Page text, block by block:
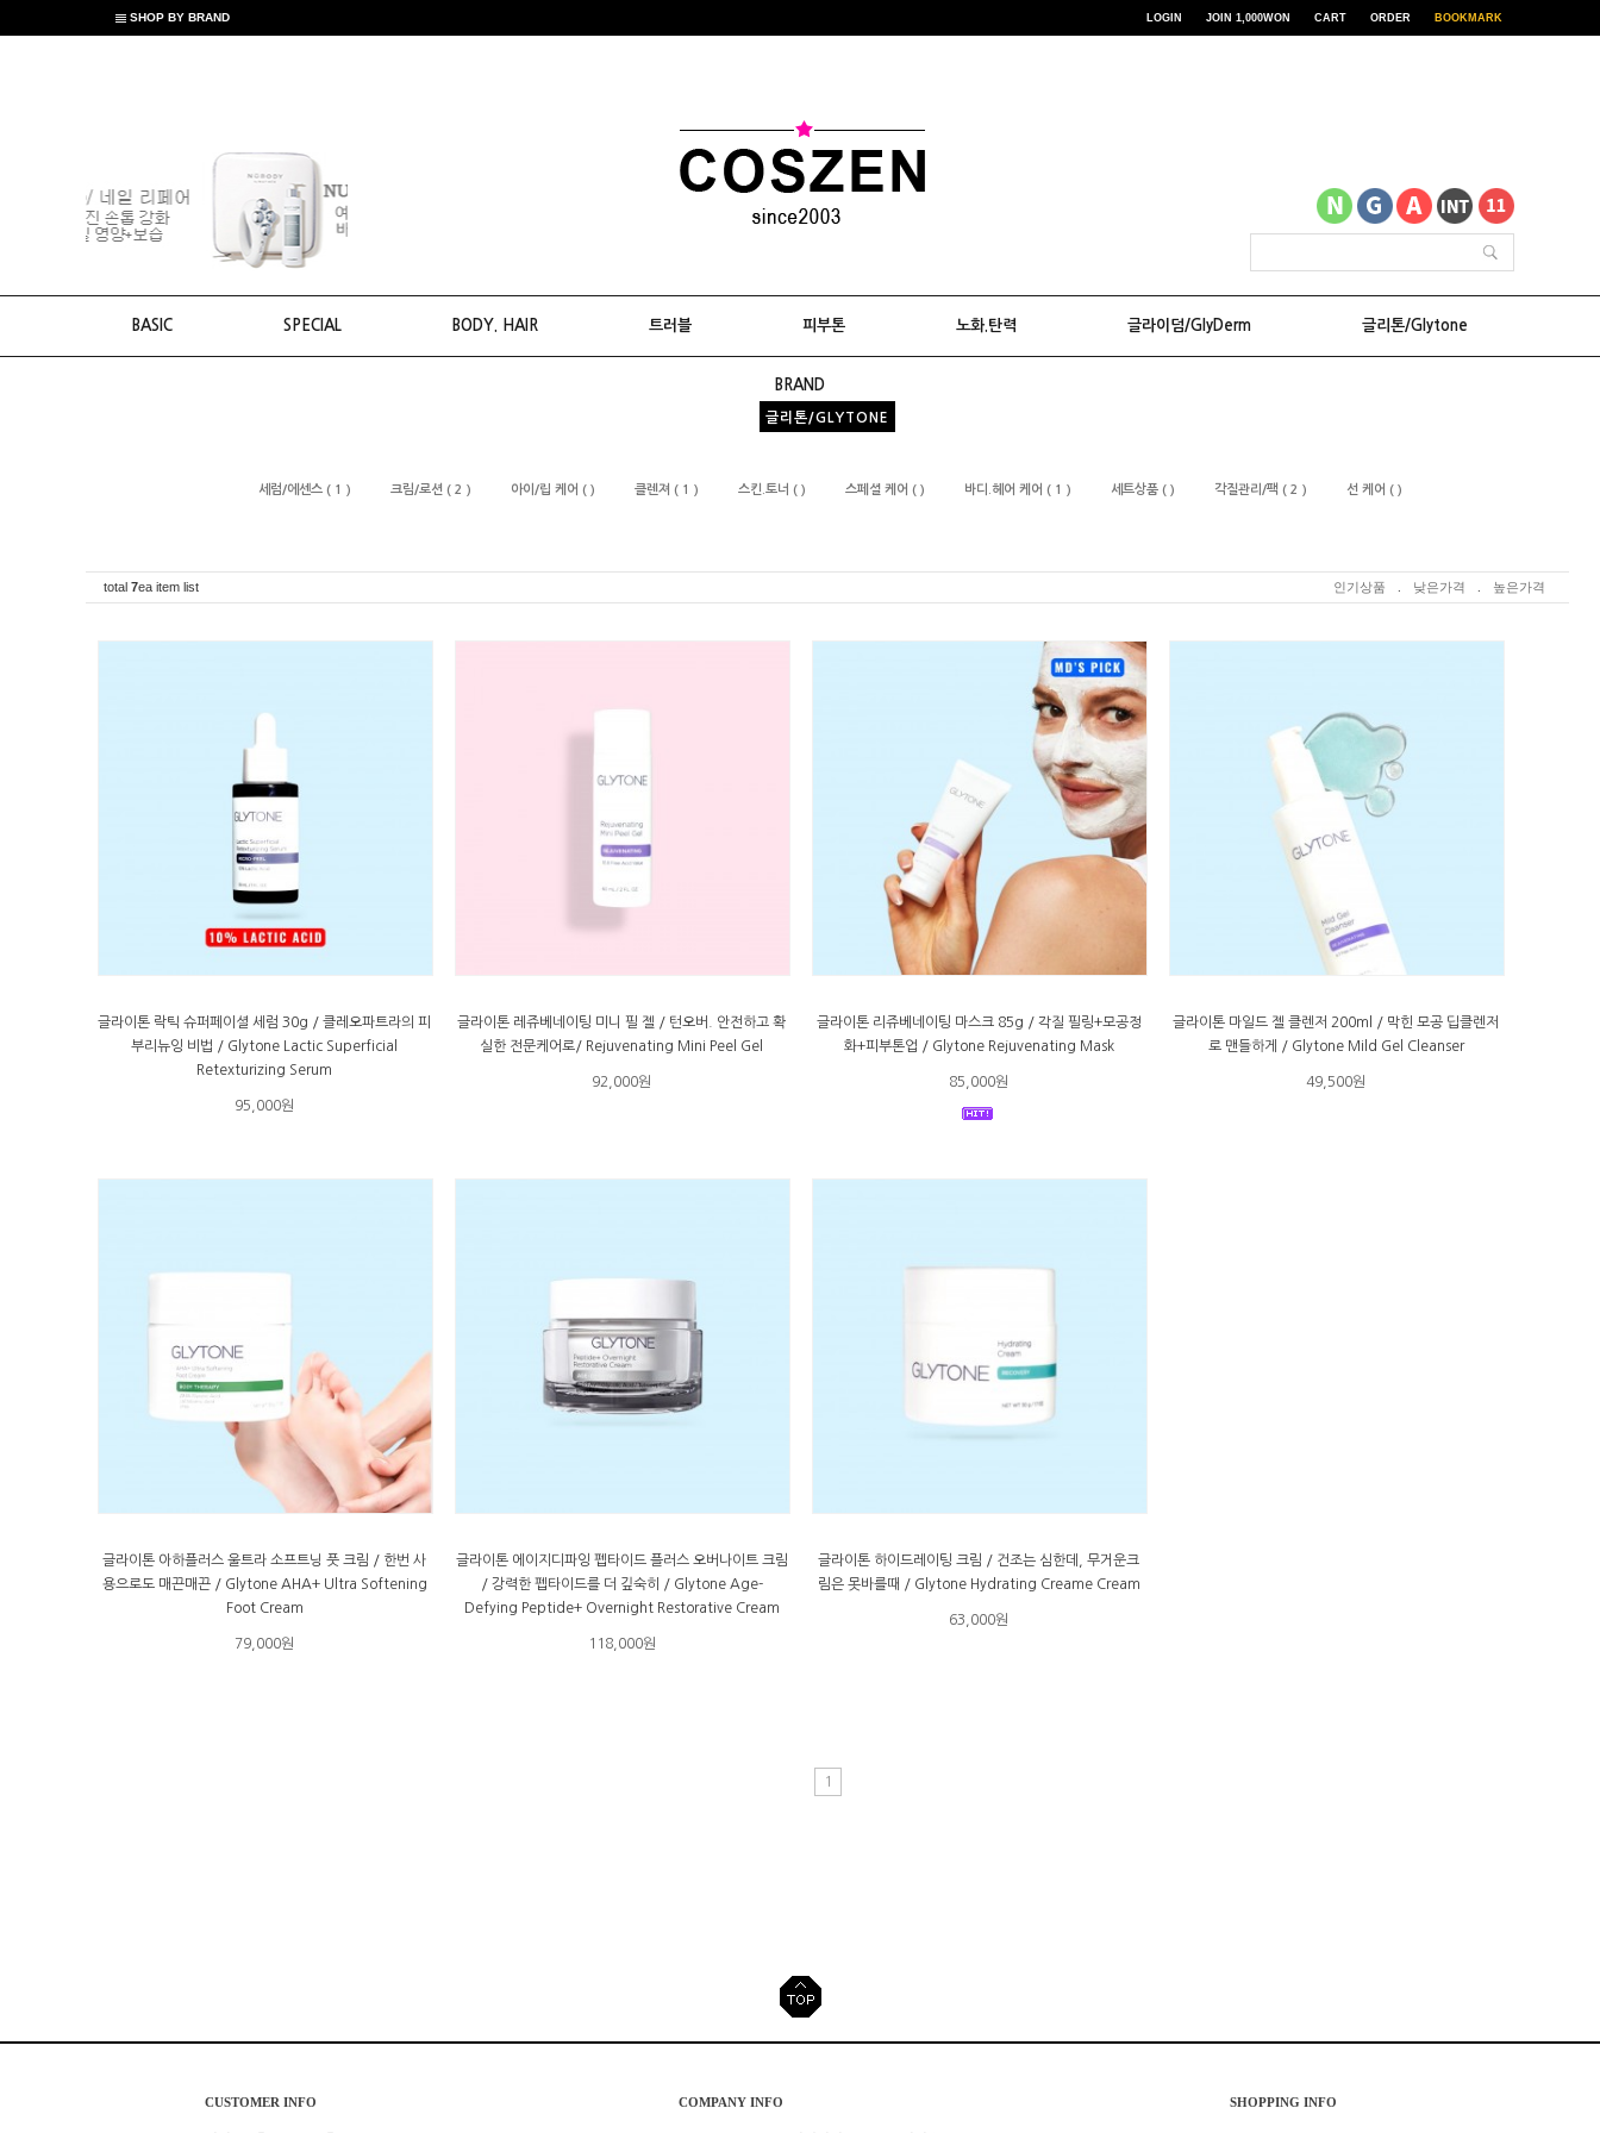
SHOP BY BRAND LOGIN JOIN 1,000WON CART ORDER BOOKMARK
BASIC SPECIAL BODY. HAIR 트러블 피부톤 노화.탄력 글라이덤/GlyDerm 글리톤/Glytone
BRAND
글리톤/GLYTONE
세럼/에센스 ( 1 ) 크림/로션 ( 2 ) 아이/립 케어 ( ) 클렌져 ( 1 ) 스킨.토너 ( ) 스페셜 케어 ( ) 바디.헤어 케어 ( 1 ) 세트상품 ( ) 각질관리/팩 ( 2 ) 선 케어 ( )
total 7ea item list 인기상품 낮은가격 높은가격
글라이톤 락틱 슈퍼페이셜 세럼 30g / 클레오파트라의 피
부리뉴잉 비법 / Glytone Lactic Superficial
Retexturizing Serum
95,000원
글라이톤 레쥬베네이팅 미니 필 젤 / 턴오버. 안전하고 확
실한 전문케어로/ Rejuvenating Mini Peel Gel
92,000원
글라이톤 리쥬베네이팅 마스크 85g / 각질 필링+모공정
화+피부톤업 / Glytone Rejuvenating Mask
85,000원
글라이톤 마일드 젤 클렌저 200ml / 막힌 모공 딥클렌저
로 맨들하게 / Glytone Mild Gel Cleanser
49,500원
글라이톤 아하플러스 울트라 소프트닝 풋 크림 / 한번 사
용으로도 매끈매끈 / Glytone AHA+ Ultra Softening
Foot Cream
79,000원
글라이톤 에이지디파잉 펩타이드 플러스 오버나이트 크림
/ 강력한 펩타이드를 더 깊숙히 / Glytone Age-
Defying Peptide+ Overnight Restorative Cream
118,000원
글라이톤 하이드레이팅 크림 / 건조는 심한데, 무거운크
림은 못바를때 / Glytone Hydrating Creame Cream
63,000원
1
CUSTOMER INFO COMPANY INFO SHOPPING INFO